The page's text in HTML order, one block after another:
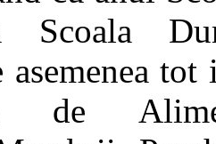
Scoala
asemenea
de